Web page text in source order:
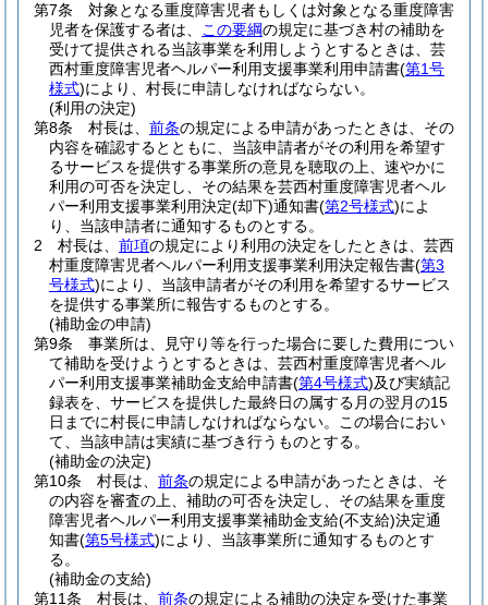
第7条
対象となる重度障害児者もしくは対象となる重度障害
児者を保護する者は、
この要綱の規定に基づき村の補助を
受けて提供される当該事業を利用しようとするときは、芸
西村重度障害児者ヘルパー利用支援事業利用申請書(第1号
様式)により、村長に申請しなければならない。
(利用の決定)
第8条
村長は、 前条の規定による申請があったときは、その
内容を確認するとともに、当該申請者がその利用を希望す
るサービスを提供する事業所の意見を聴取の上、速やかに
利用の可否を決定し、その結果を芸西村重度障害児者ヘル
パー利用支援事業利用決定(却下)通知書(第2号様式)によ
り、当該申請者に通知するものとする。
2
村長は、 前項の規定により利用の決定をしたときは、芸西
村重度障害児者ヘルパー利用支援事業利用決定報告書(第3
号様式)により、当該申請者がその利用を希望するサービス
を提供する事業所に報告するものとする。
(補助金の申請)
第9条
事業所は、見守り等を行った場合に要した費用につい
て補助を受けようとするときは、芸西村重度障害児者ヘル
パー利用支援事業補助金支給申請書(第4号様式)及び実績記
録表を、サービスを提供した最終日の属する月の翌月の15
日までに村長に申請しなければならない。
この場合におい
て、当該申請は実績に基づき行うものとする。
(補助金の決定)
第10条
村長は、 前条の規定による申請があったときは、そ
の内容を審査の上、補助の可否を決定し、その結果を重度
障害児者ヘルパー利用支援事業補助金支給(不支給)決定通
知書(第5号様式)により、当該事業所に通知するものとす
る。
(補助金の支給)
第11条
村長は、 前条の規定による補助の決定を受けた事業